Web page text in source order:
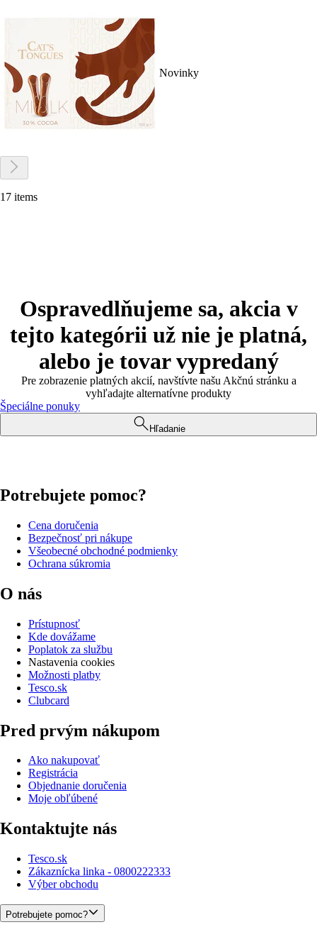
Novinky
17 items
Ospravedlňujeme sa, akcia v
tejto kategórii už nie je platná,
alebo je tovar vypredaný
Pre zobrazenie platných akcií, navštívte našu Akčnú stránku a
vyhľadajte alternatívne produkty
Špeciálne ponuky
Hľadanie
Potrebujete pomoc?
Cena doručenia
Bezpečnosť pri nákupe
Všeobecné obchodné podmienky
Ochrana súkromia
O nás
Prístupnosť
Kde dovážame
Poplatok za službu
Nastavenia cookies
Možnosti platby
Tesco.sk
Clubcard
Pred prvým nákupom
Ako nakupovať
Registrácia
Objednanie doručenia
Moje obľúbené
Kontaktujte nás
Tesco.sk
Zákaznícka linka - 0800222333
Výber obchodu
Potrebujete pomoc?